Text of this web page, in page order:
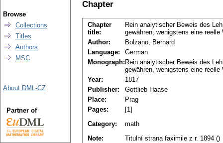
Chapter
Chapter
title:
Rein analytischer Beweis des
gewähren, wenigstens eine
Author:
Bolzano, Bernard
Language:
German
Monograph: Rein analytischer Beweis des
gewähren, wenigstens eine
Year:
1817
Publisher:
Gottlieb Haase
Place:
Prag
Pages:
[1]
Category:
math
Note:
Titulní strana faximile z r. 1894 ()
Browse
Collections
Titles
Authors
MSC
About DML-CZ
Partner of